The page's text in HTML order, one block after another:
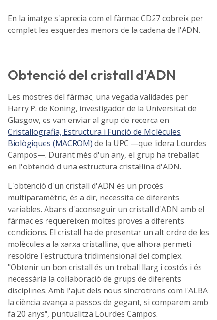
En la imatge s'aprecia com el fàrmac CD27 cobreix per
complet les esquerdes menors de la cadena de l'ADN.
Obtenció del cristall d'ADN
Les mostres del fàrmac, una vegada validades per
Harry P. de Koning, investigador de la Universitat de
Glasgow, es van enviar al grup de recerca en
Cristal·lografia, Estructura i Funció de Molècules
Biològiques (MACROM) de la UPC —que lidera Lourdes
Campos—. Durant més d'un any, el grup ha treballat
en l'obtenció d'una estructura cristal·lina d'ADN.
L'obtenció d'un cristall d'ADN és un procés
multiparamètric, és a dir, necessita de diferents
variables. Abans d'aconseguir un cristall d'ADN amb el
fàrmac es requereixen moltes proves a diferents
condicions. El cristall ha de presentar un alt ordre de les
molècules a la xarxa cristal·lina, que alhora permeti
resoldre l'estructura tridimensional del complex.
"Obtenir un bon cristall és un treball llarg i costós i és
necessària la col·laboració de grups de diferents
disciplines. Amb l'ajut dels nous sincrotrons com l'ALBA
la ciència avança a passos de gegant, si comparem amb
fa 20 anys", puntualitza Lourdes Campos.